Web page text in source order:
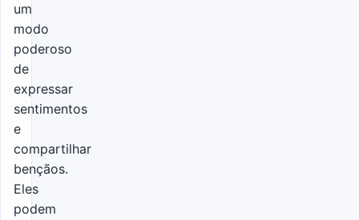
um
modo
poderoso
de
expressar
sentimentos
e
compartilhar
bençãos.
Eles
podem